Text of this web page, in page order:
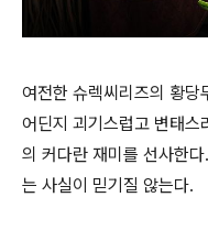
여전한 슈렉씨리즈의 황
어딘지 괴기스럽고 변태스
의 커다란 재미를 선사한
는 사실이 믿기질 않는다.